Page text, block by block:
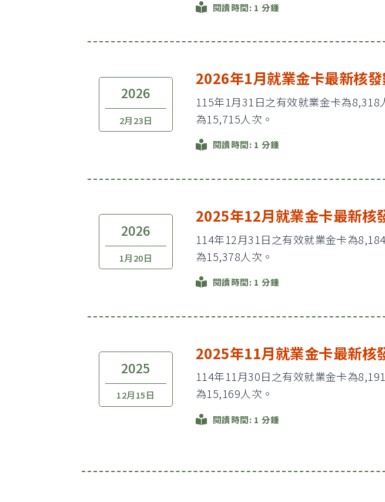
閱讀時間: 1 分鍾
2026
2月23日
2026年1月就業金卡最新核
115年1月31日之有效就業金卡為8,318
為15,715人次。
閱讀時間: 1 分鍾
2026
1月20日
2025年12月就業金卡最新核
114年12月31日之有效就業金卡為
為15,378人次。
閱讀時間: 1 分鍾
2025
12月15日
2025年11月就業金卡最新核
114年11月30日之有效就業金卡為
為15,169人次。
閱讀時間: 1 分鍾